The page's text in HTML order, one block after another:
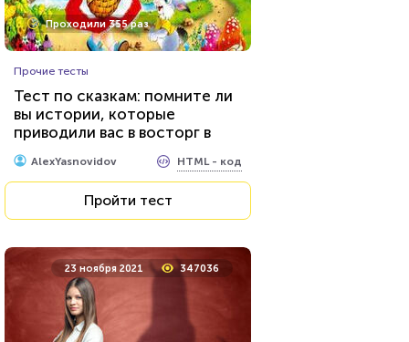
Проходили 355 раз
Прочие тесты
Тест по сказкам: помните ли
вы истории, которые
приводили вас в восторг в
детстве?
AlexYasnovidov HTML - код
Пройти тест
23 ноября 2021 347036